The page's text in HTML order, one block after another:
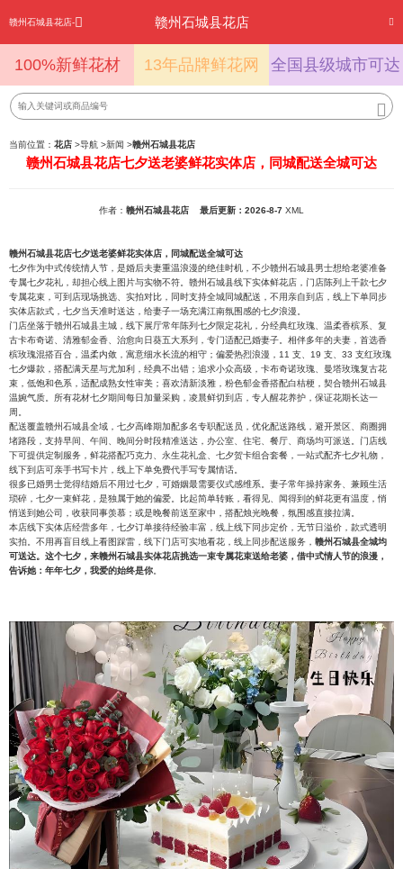
赣州石城县花店- 赣州石城县花店
100%新鲜花材 13年品牌鲜花网 全国县级城市可达
当前位置： 花店 >导航 >新闻 >赣州石城县花店
赣州石城县花店七夕送老婆鲜花实体店，同城配送全城可达
作者： 赣州石城县花店 最后更新：2026-8-7 XML
赣州石城县花店七夕送老婆鲜花实体店，同城配送全城可达
七夕作为中式传统情人节，是婚后夫妻重温浪漫的绝佳时机，不少赣州石城县男士想给老婆准备
专属七夕花礼，却担心线上图片与实物不符。赣州石城县线下实体鲜花店，门店陈列上千款七夕
专属花束，可到店现场挑选、实拍对比，同时支持全城同城配送，不用亲自到店，线上下单同步
实体店款式，七夕当天准时送达，给妻子一场充满江南氛围感的七夕浪漫。
门店坐落于赣州石城县主城，线下展厅常年陈列七夕限定花礼，分经典红玫瑰、温柔香槟系、复
古卡布奇诺、清雅郁金香、治愈向日葵五大系列，专门适配已婚妻子。相伴多年的夫妻，首选香
槟玫瑰混搭百合，温柔内敛，寓意细水长流的相守；偏爱热烈浪漫，11 支、19 支、33 支红玫瑰
七夕爆款，搭配满天星与尤加利，经典不出错；追求小众高级，卡布奇诺玫瑰、曼塔玫瑰复古花
束，低饱和色系，适配成熟女性审美；喜欢清新淡雅，粉色郁金香搭配白桔梗，契合赣州石城县
温婉气质。所有花材七夕期间每日加量采购，凌晨鲜切到店，专人醒花养护，保证花期长达一
周。
配送覆盖赣州石城县全域，七夕高峰期加配多名专职配送员，优化配送路线，避开景区、商圈拥
堵路段，支持早间、午间、晚间分时段精准送达，办公室、住宅、餐厅、商场均可派送。门店线
下可提供定制服务，鲜花搭配巧克力、永生花礼盒、七夕贺卡组合套餐，一站式配齐七夕礼物，
线下到店可亲手书写卡片，线上下单免费代手写专属情话。
很多已婚男士觉得结婚后不用过七夕，可婚姻最需要仪式感维系。妻子常年操持家务、兼顾生活
琐碎，七夕一束鲜花，是独属于她的偏爱。比起简单转账，看得见、闻得到的鲜花更有温度，悄
悄送到她公司，收获同事羡慕；或是晚餐前送至家中，搭配烛光晚餐，氛围感直接拉满。
本店线下实体店经营多年，七夕订单接待经验丰富，线上线下同步定价，无节日溢价，款式透明
实拍。不用再盲目线上看图踩雷，线下门店可实地看花，线上同步配送服务， 赣州石城县全城均
可送达。这个七夕，来赣州石城县实体花店挑选一束专属花束送给老婆，借中式情人节的浪漫，
告诉她：年年七夕，我爱的始终是你